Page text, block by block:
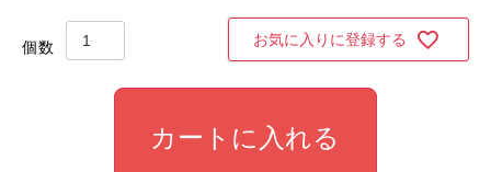
お気に入りに登録する
カートに入れる